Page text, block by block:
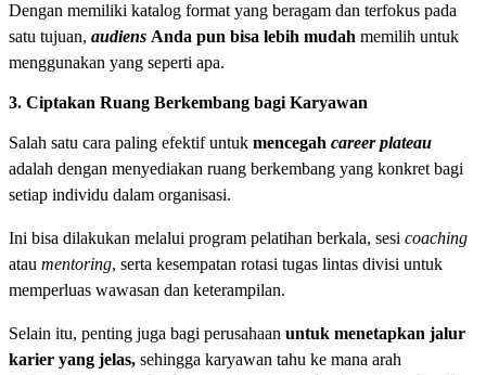
Dengan memiliki katalog format yang beragam dan terfokus pada
satu tujuan, audiens Anda pun bisa lebih mudah memilih untuk
menggunakan yang seperti apa.
3. Ciptakan Ruang Berkembang bagi Karyawan
Salah satu cara paling efektif untuk mencegah career plateau
adalah dengan menyediakan ruang berkembang yang konkret bagi
setiap individu dalam organisasi.
Ini bisa dilakukan melalui program pelatihan berkala, sesi coaching
atau mentoring, serta kesempatan rotasi tugas lintas divisi untuk
memperluas wawasan dan keterampilan.
Selain itu, penting juga bagi perusahaan untuk menetapkan jalur
karier yang jelas, sehingga karyawan tahu ke mana arah